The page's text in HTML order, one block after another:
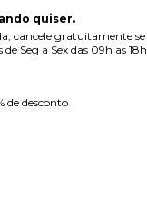
quiser.
cancele gratuitamente se
Seg a Sex das 09h as 18h
de desconto